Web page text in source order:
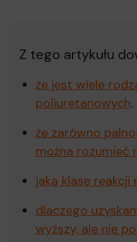
Z tego artykułu
że jest wiele
poliuretanowych,
że zarówno
można rozumieć
jaką klasę reakcji
dlaczego
wyższy, ale nie